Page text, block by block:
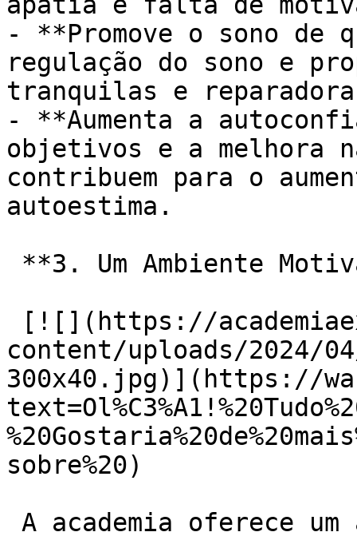
- **Promove o sono
regulação do sono e
tranquilas e
- **Aumenta a
objetivos e a melhora
contribuem para o
autoestima.
content/uploads/2024/
300x40.jpg)](https://
sobre%20)